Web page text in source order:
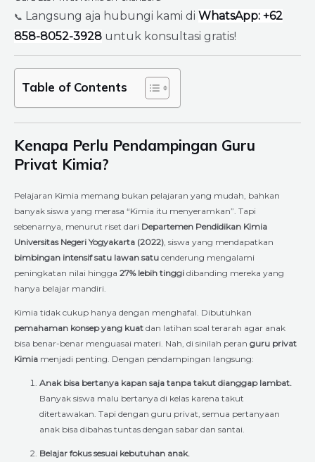
📞 Langsung aja hubungi kami di WhatsApp: +62
858-8052-3928 untuk konsultasi gratis!
Table of Contents
Kenapa Perlu Pendampingan Guru
Privat Kimia?
Pelajaran Kimia memang bukan pelajaran yang mudah, bahkan
banyak siswa yang merasa “Kimia itu menyeramkan”. Tapi
sebenarnya, menurut riset dari Departemen Pendidikan Kimia
Universitas Negeri Yogyakarta (2022) , siswa yang mendapatkan
bimbingan intensif satu lawan satu cenderung mengalami
peningkatan nilai hingga 27% lebih tinggi dibanding mereka yang
hanya belajar mandiri.
Kimia tidak cukup hanya dengan menghafal. Dibutuhkan
pemahaman konsep yang kuat dan latihan soal terarah agar anak
bisa benar-benar menguasai materi. Nah, di sinilah peran guru privat
Kimia menjadi penting. Dengan pendampingan langsung:
Anak bisa bertanya kapan saja tanpa takut dianggap lambat.
Banyak siswa malu bertanya di kelas karena takut
ditertawakan. Tapi dengan guru privat, semua pertanyaan
anak bisa dibahas tuntas dengan sabar dan santai.
Belajar fokus sesuai kebutuhan anak.